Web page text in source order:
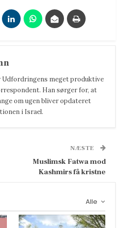
Udfordringens meget produktive
Han sørger for, at
om ugen bliver opdateret
i Israel.
NÆSTE
Muslimsk Fatwa mod
Kashmirs få kristne
Alle